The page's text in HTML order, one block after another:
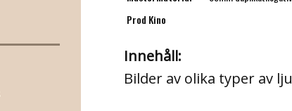
Prod Kino
Innehåll:
Bilder av olika typer av